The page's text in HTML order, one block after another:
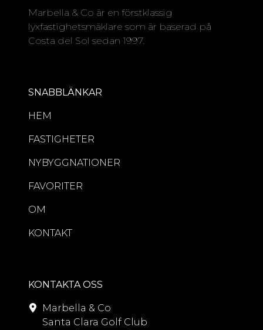
Marbella & Co är en förstklassig
lyxfastighetsmäklare som är baserad på
Costa del Sol sedan 1997.
SNABBLÄNKAR
HEM
FASTIGHETER
NYBYGGNATIONER
FAVORITER
OM
KONTAKT
KONTAKTA OSS
Marbella & Co
Santa Clara Golf Club